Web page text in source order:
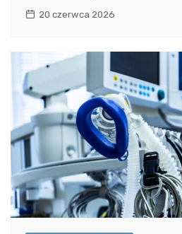
20 czerwca 2026